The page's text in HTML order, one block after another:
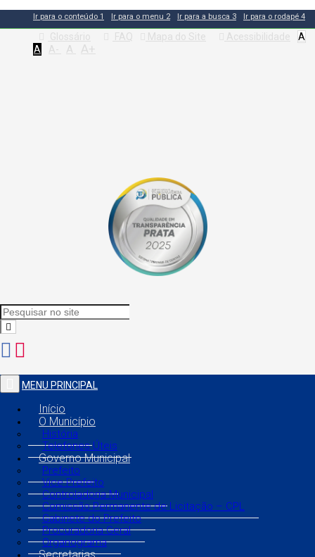
Ir para o conteúdo 1 Ir para o menu 2 Ir para a busca 3 Ir para o rodapé 4
Glossário FAQ Mapa do Site Acessibilidade
A
A
A- A A+
MENU PRINCIPAL
Início
O Município
História
Telefones Úteis
Governo Municipal
Prefeito
Vice Prefeito
Controladoria Municipal
Comissão Permanente de Licitação – CPL
Gabinete do Prefeito
Procuradoria Geral
Organograma